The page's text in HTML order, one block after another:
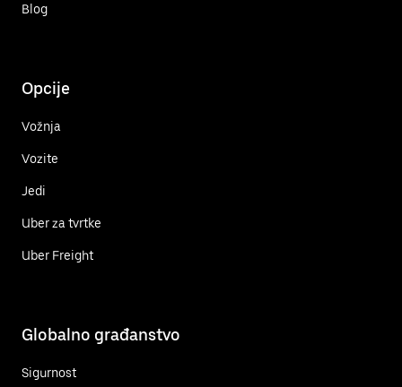
Blog
Opcije
Vožnja
Vozite
Jedi
Uber za tvrtke
Uber Freight
Globalno građanstvo
Sigurnost